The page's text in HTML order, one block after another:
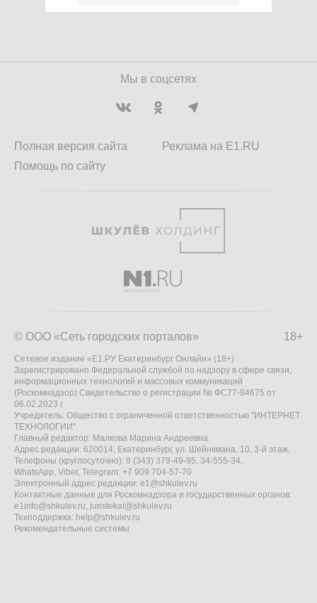
Мы в соцсетях
Полная версия сайта
Помощь по сайту
Реклама на E1.RU
18+
© ООО «Сеть городских порталов»
Сетевое издание «Е1.РУ Екатеринбург Онлайн» (18+)
Зарегистрировано Федеральной службой по надзору в сфере связи,
информационных технологий и массовых коммуникаций
(Роскомнадзор) Свидетельство о регистрации № ФС77-84675 от
06.02.2023 г.
Учредитель: Общество с ограниченной ответственностью "ИНТЕРНЕТ
ТЕХНОЛОГИИ"
Главный редактор: Малкова Марина Андреевна
Адрес редакции: 620014, Екатеринбург, ул. Шейнкмана, 10, 3-й этаж,
Телефоны (круглосуточно): 8 (343) 379-49-95, 34-555-34,
WhatsApp, Viber, Telegram: +7 909 704-57-70
Электронный адрес редакции: e1@shkulev.ru
Контактные данные для Роскомнадзора и государственных органов:
e1info@shkulev.ru, juristekat@shkulev.ru
Техподдержка: help@shkulev.ru
Рекомендательные системы